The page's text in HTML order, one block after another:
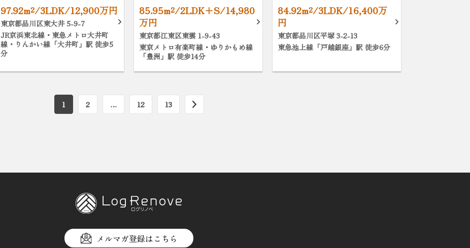
97.92m²/3LDK/12,900万円
東京都品川区東大井 5-9-7
JR京浜東北線・東急メトロ大井町
線・りんかい線「大井町」駅 徒歩5
分
85.95m²/2LDK+S/14,980
万円
東京都江東区東雲 1-9-43
東京メトロ有楽町線・ゆりかもめ線
「豊洲」駅 徒歩14分
84.92m²/3LDK/16,400万
円
東京都品川区平塚 3-2-13
東急池上線「戸越銀座」駅 徒歩6分
1 2 … 12 13
メルマガ登録はこちら